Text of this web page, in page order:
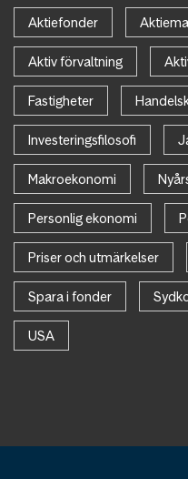
Aktiefonder
Aktiv förvaltning
Fastigheter
Investeringsfilosofi
Makroekonomi
Personlig ekonomi
Priser och utmärkelser
Spara i fonder
USA